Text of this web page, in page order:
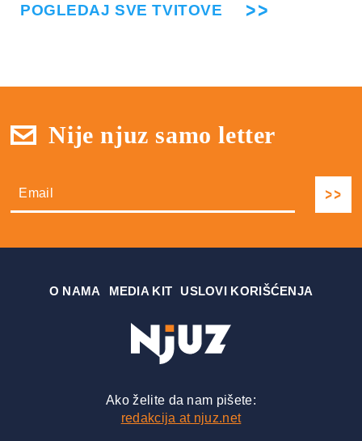
POGLEDAJ SVE TVITOVE
Nije njuz samo letter
О NAMA MEDIA KIT USLOVI KORIŠĆENJA
Ako želite da nam pišete:
redakcija at njuz.net